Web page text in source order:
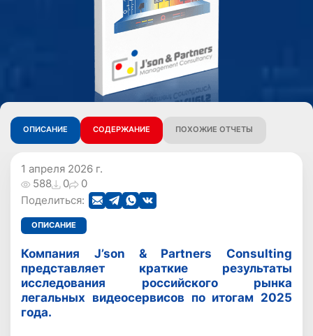
ОПИСАНИЕ СОДЕРЖАНИЕ ПОХОЖИЕ ОТЧЕТЫ
1 апреля 2026 г.
588
0
0
Поделиться:
ОПИСАНИЕ
Компания J’son & Partners Consulting
представляет краткие результаты
исследования российского рынка
легальных видеосервисов по итогам 2025
года.